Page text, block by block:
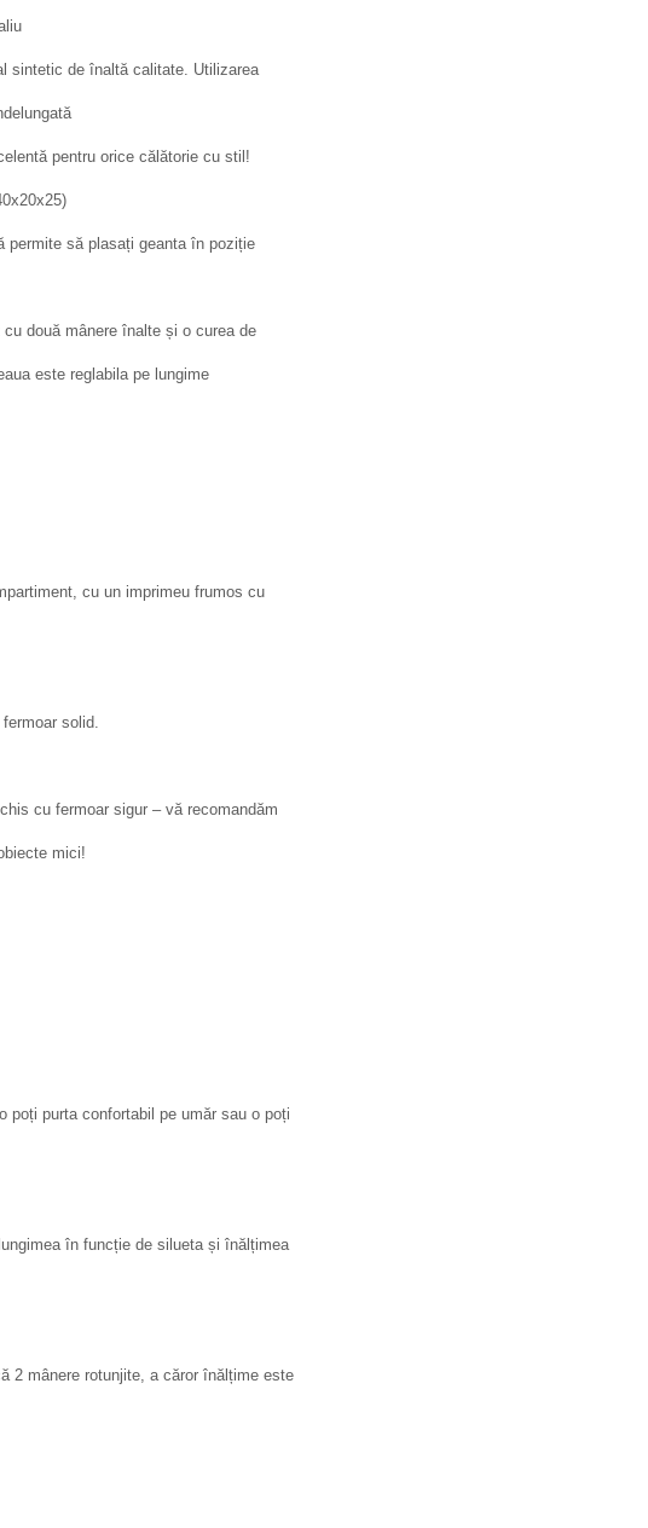
sintetic de înaltă calitate. Utilizarea
pentru orice călătorie cu stil!
permite să plasați geanta în poziție
două mânere înalte și o curea de
este reglabila pe lungime
cu un imprimeu frumos cu
solid.
cu fermoar sigur – vă recomandăm
mici!
poți purta confortabil pe umăr sau o poți
în funcție de silueta și înălțimea
2 mânere rotunjite, a căror înălțime este